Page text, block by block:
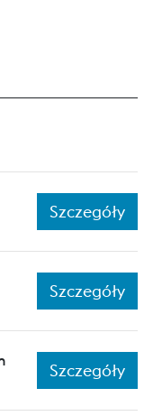
Szczegóły
Szczegóły
Szczegóły